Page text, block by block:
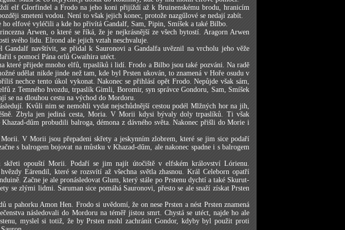
elf Glorfindel a Frodo na jeho koni přijíždí až k Bruinenskému brodu, hranicím
smeteni vodou. Není to však jejich konec, protože nazgűlové se nedají zabít.
elfové vyléčili a kde ho přivítá Gandalf, Sam, Pipin, Smíšek a také Bilbo.
Arwen, o které se říká, že je nejkrásnější ze všech bytostí. Aragorn Arwen
svého lidu. Elrond ale jejich vztah neschvaluje.
Gandalf navštívit, se přidal k Sauronovi a Gandalfa uvěznil na vrcholu jeho věže
s pomocí Pána orlů Gwaihira utéct.
které přijede mnoho elfů, trpaslíků i lidí. Frodo a Bilbo jsou také pozváni. Na radě
udělat nikde jinde než tam, kde byl Prsten ukován, to znamená v Hoře osudu v
nechce tento úkol vykonat. Nakonec se přihlásí opět Frodo. Nepůjde však sám,
z Temného hvozdu, trpaslík Gimli, Boromir, syn správce Gondoru, Sam, Smíšek
se na dlouhou cestu na východ do Mordoru.
Kvůli nim se nemohli vydat nejschůdnější cestou podél Mlžných hor na jih,
Zbyla jen jediná cesta, Moria. V Morii kdysi bývaly doly trpaslíků. Ti však
dűm probudili balroga, démona z dávného světa. Nakonec přišli do Morie i
Morii. V Morii jsou přepadeni skřety a jeskynním zlobrem, které se jim sice podaří
s balrogem bojovat na můstku v Khazad-dűm, ale nakonec spadne i s balrogem
skřeti opouští Morii. Podaří se jim najít útočiště v elfském království Lórienu.
Eärendil, které se rozsvítí až všechna světla zhasnou. Král Celeborn opatří
Začne je ale pronásledovat Glum, který stále po Prstenu dychtí a také Skurut-
se zlými lidmi. Saruman sice pomáhá Sauronovi, přesto se ale snaží získat Prsten
u pahorku Amon Hen. Frodo si uvědomí, že on nese Prsten a nést Prsten znamená
následovali do Mordoru na téměř jistou smrt. Chystá se utéct, najde ho ale
myslel si totiž, že by Prsten mohl zachránit Gondor, kdyby byl použit proti